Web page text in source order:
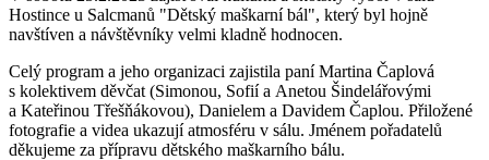
Hostince u Salcmanů "Dětský maškarní bál", který byl hojně
navštíven a návštěvníky velmi kladně hodnocen.
Celý program a jeho organizaci zajistila paní Martina Čaplová
s kolektivem děvčat (Simonou, Sofií a Anetou Šindelářovými
a Kateřinou Třešňákovou), Danielem a Davidem Čaplou. Přiložené
fotografie a videa ukazují atmosféru v sálu. Jménem pořadatelů
děkujeme za přípravu dětského maškarního bálu.